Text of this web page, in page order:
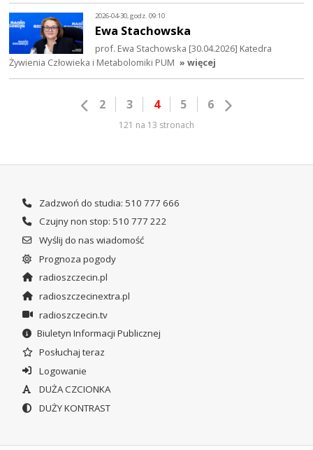
2026-04-30, godz. 09:10
Ewa Stachowska
prof. Ewa Stachowska [30.04.2026] Katedra
Żywienia Człowieka i Metabolomiki PUM » więcej
2 3 4 5 6
121 na 13 stronach
Zadzwoń do studia: 510 777 666
Czujny non stop: 510 777 222
Wyślij do nas wiadomość
Prognoza pogody
radioszczecin.pl
radioszczecinextra.pl
radioszczecin.tv
Biuletyn Informacji Publicznej
Posłuchaj teraz
Logowanie
DUŻA CZCIONKA
DUŻY KONTRAST